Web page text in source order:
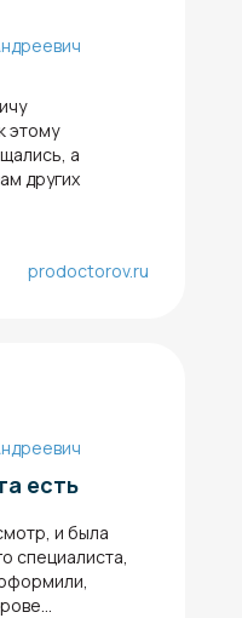
этому
а
других
prodoctorov.ru
есть
и была
специалиста,